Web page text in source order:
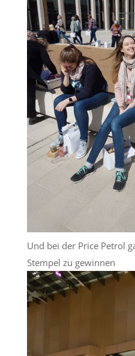
Und bei der Price Petrol
Stempel zu gewinnen